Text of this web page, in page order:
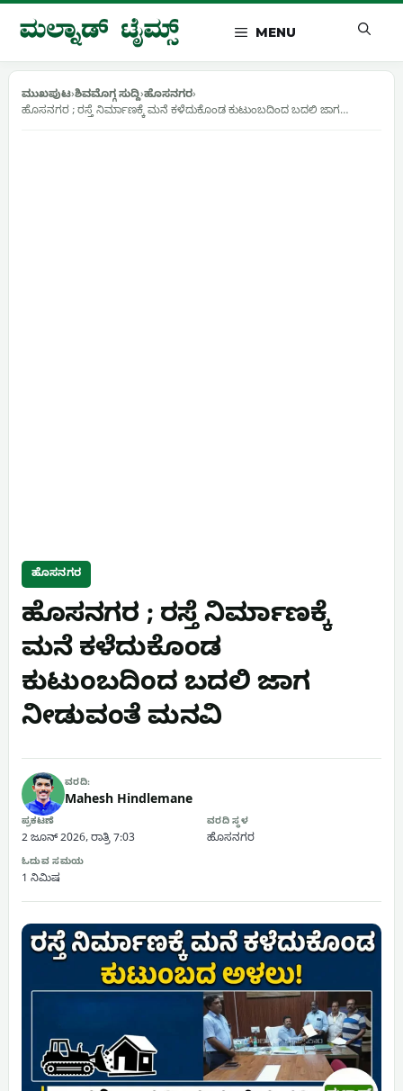
Skip
MENU
ಮುಖಪುಟ›ಶಿವಮೊಗ್ಗ ಸುದ್ದಿ›ಹೊಸನಗರ›
ಹೊಸನಗರ ; ರಸ್ತೆ ನಿರ್ಮಾಣಕ್ಕೆ ಮನೆ ಕಳೆದುಕೊಂಡ ಕುಟುಂಬದಿಂದ ಬದಲಿ ಜಾಗ…
ಹೊಸನಗರ
ಹೊಸನಗರ ; ರಸ್ತೆ ನಿರ್ಮಾಣಕ್ಕೆ
ಮನೆ ಕಳೆದುಕೊಂಡ
ಕುಟುಂಬದಿಂದ ಬದಲಿ ಜಾಗ
ನೀಡುವಂತೆ ಮನವಿ
ವರದಿ:
Mahesh Hindlemane
ಪ್ರಕಟಣೆ
2 ಜೂನ್ 2026, ರಾತ್ರಿ 7:03
ವರದಿ ಸ್ಥಳ
ಹೊಸನಗರ
ಓದುವ ಸಮಯ
1 ನಿಮಿಷ